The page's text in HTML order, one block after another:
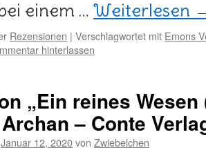
einem … Weiterlesen
Rezensionen | Verschlagwortet mit Emons
hinterlassen
„Ein reines
– Conte
Januar 12, 2020von Zwiebelchen